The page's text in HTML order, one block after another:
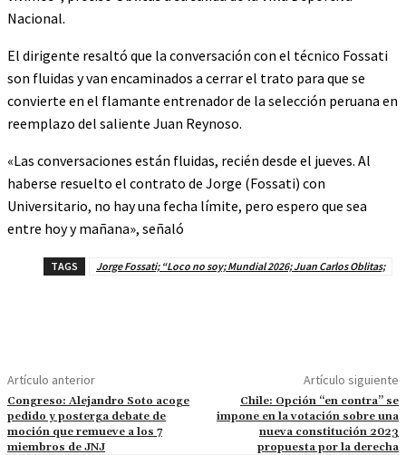
Nacional.
El dirigente resaltó que la conversación con el técnico Fossati
son fluidas y van encaminados a cerrar el trato para que se
convierte en el flamante entrenador de la selección peruana en
reemplazo del saliente Juan Reynoso.
«Las conversaciones están fluidas, recién desde el jueves. Al
haberse resuelto el contrato de Jorge (Fossati) con
Universitario, no hay una fecha límite, pero espero que sea
entre hoy y mañana», señaló
TAGS Jorge Fossati; “Loco no soy; Mundial 2026; Juan Carlos Oblitas;
Artículo anterior
Congreso: Alejandro Soto acoge
pedido y posterga debate de
moción que remueve a los 7
miembros de JNJ
Artículo siguiente
Chile: Opción “en contra” se
impone en la votación sobre una
nueva constitución 2023
propuesta por la derecha